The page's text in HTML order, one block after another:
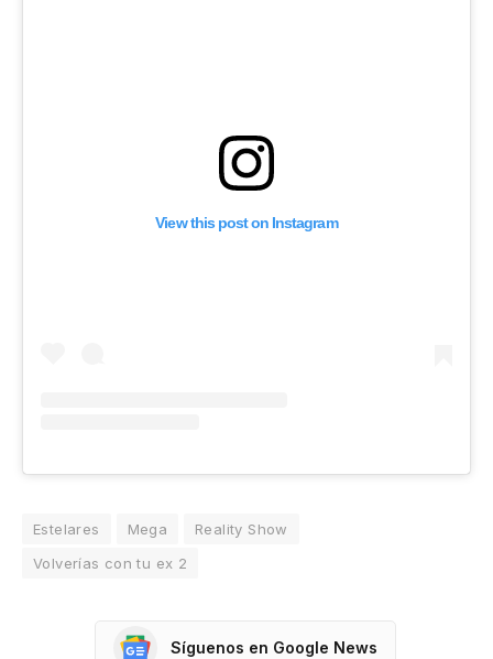
View this post on Instagram
Estelares Mega
Reality Show
Volverías con tu ex 2
Síguenos en Google News